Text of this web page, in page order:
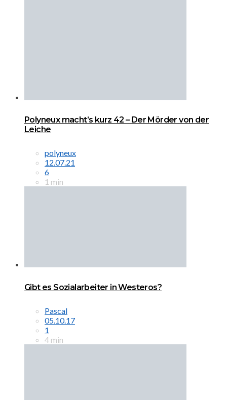
Polyneux macht’s kurz 42 – Der Mörder von der
Leiche
polyneux
12.07.21
6
1 min
Gibt es Sozialarbeiter in Westeros?
Pascal
05.10.17
1
4 min